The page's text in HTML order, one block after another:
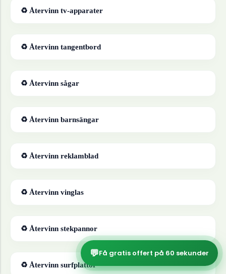
♻ Återvinn tv-apparater
♻ Återvinn tangentbord
♻ Återvinn sågar
♻ Återvinn barnsängar
♻ Återvinn reklamblad
♻ Återvinn vinglas
♻ Återvinn stekpannor
♻ Återvinn surfplattor
💬Få gratis offert på 60 sekunder